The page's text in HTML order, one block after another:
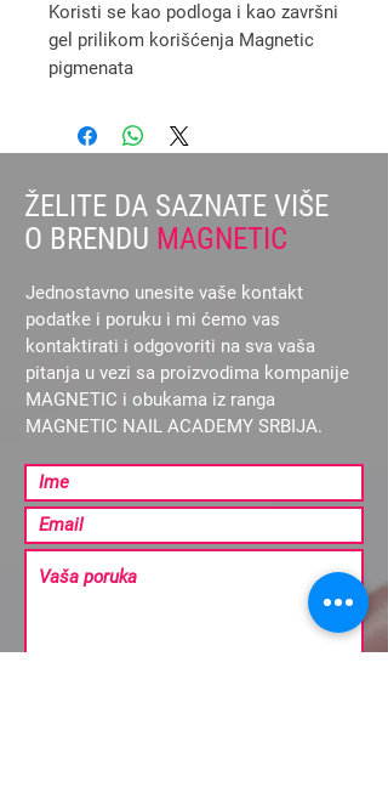
Koristi se kao podloga i kao završni
gel prilikom korišćenja Magnetic
pigmenata
ŽELITE DA SAZNATE VIŠE
O BRENDU MAGNETIC
Jednostavno unesite vaše kontakt
podatke i poruku i mi ćemo vas
kontaktirati i odgovoriti na sva vaša
pitanja u vezi sa proizvodima kompanije
MAGNETIC i obukama iz ranga
MAGNETIC NAIL ACADEMY SRBIJA.